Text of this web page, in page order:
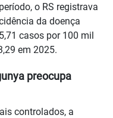
o RS registrava
da doença
casos por 100 mil
em 2025.
preocupa
controlados, a